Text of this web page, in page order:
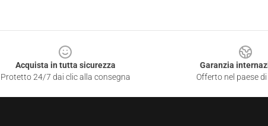
Acquista in tutta sicurezza
Protetto 24/7 dai clic alla consegna
Garanzia
Offerto nel paese